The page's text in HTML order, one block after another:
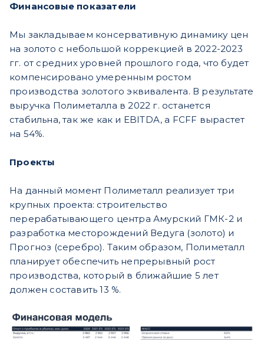
Финансовые показатели
Мы закладываем консервативную динамику цен
на золото с небольшой коррекцией в 2022-2023
гг. от средних уровней прошлого года, что будет
компенсировано умеренным ростом
производства золотого эквивалента. В результате
выручка Полиметалла в 2022 г. останется
стабильна, так же как и EBITDA, а FCFF вырастет
на 54%.
Проекты
На данный момент Полиметалл реализует три
крупных проекта: строительство
перерабатывающего центра Амурский ГМК-2 и
разработка месторождений Ведуга (золото) и
Прогноз (серебро). Таким образом, Полиметалл
планирует обеспечить непрерывный рост
производства, который в ближайшие 5 лет
должен составить 13 %.